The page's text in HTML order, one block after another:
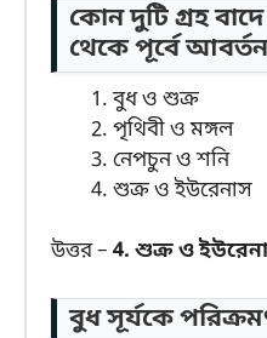
কোন দুটি গ্রহ
থেকে পূর্বে
বুধ ও শুক্র
পৃথিবী ও মঙ্গল
নেপচুন ও শনি
শুক্র ও ইউরেনাস
উত্তর – 4. শুক্র ও
বুধ সূর্যকে